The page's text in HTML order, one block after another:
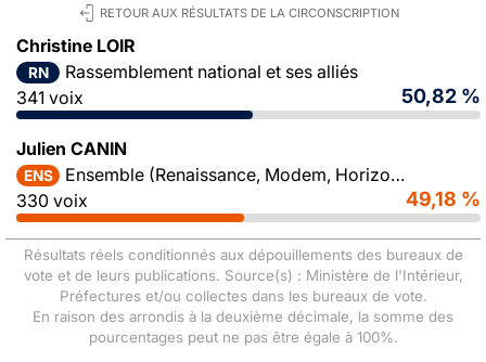
RETOUR AUX RÉSULTATS DE LA CIRCONSCRIPTION
Christine LOIR
RN
Rassemblement national et ses alliés
341 voix
50,82 %
Julien CANIN
ENS
Ensemble (Renaissance, Modem, Horizons)
330 voix
49,18 %
Résultats réels conditionnés aux dépouillements des bureaux de
vote et de leurs publications. Source(s) : Ministère de l'Intérieur,
Préfectures et/ou collectes dans les bureaux de vote.
En raison des arrondis à la deuxième décimale, la somme des
pourcentages peut ne pas être égale à 100%.